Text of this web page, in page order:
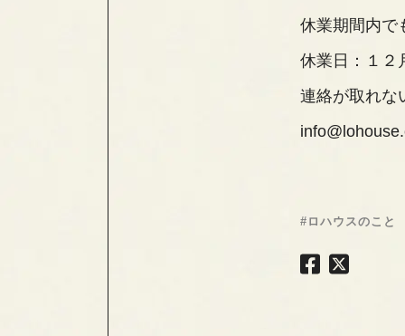
休業期間内で
休業日：１２
連絡が取れな
#ロハウスのこと